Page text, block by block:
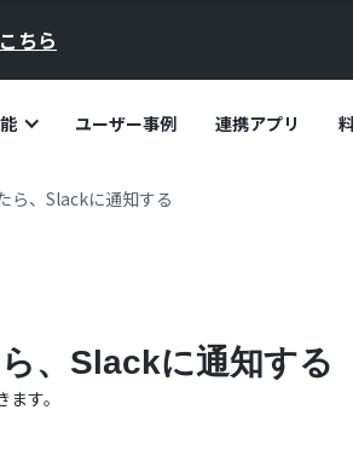
ちら
ユーザー事例 連携アプリ
ら、Slackに通知する
、Slackに通知する
す。